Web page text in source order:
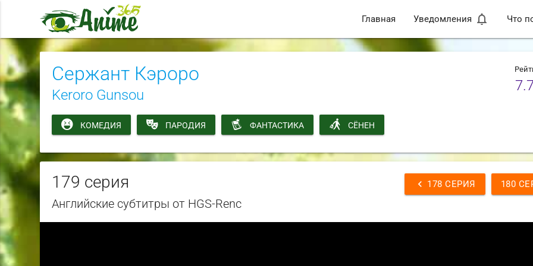
Главная Уведомления notifications_none Что
Сержант Кэроро
Keroro Gunsou
КОМЕДИЯ ПАРОДИЯ ФАНТАСТИКА СЁНЕН
chevron_left 178 СЕРИЯ 180
179 серия
Английские субтитры от HGS-Renc